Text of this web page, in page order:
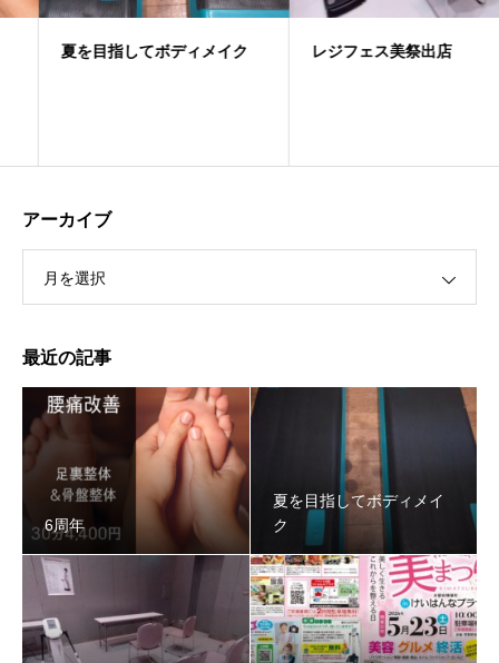
夏を目指してボディメイク レジフェス美祭出店
アーカイブ
月を選択
最近の記事
6周年
夏を目指してボディメイ
ク